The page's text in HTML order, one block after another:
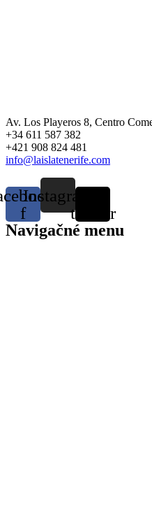
Av. Los Playeros 8, Centro
+34 611 587 382
+421 908 824 481
info@laislatenerife.com
f
Instagram
twitter
Navigačné menu